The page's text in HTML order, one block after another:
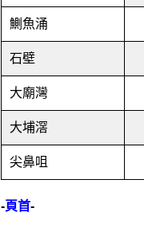
鰂 魚涌
石壁
大廟灣
大埔滘
尖鼻咀
-頁首-